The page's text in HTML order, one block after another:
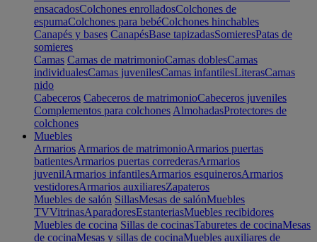
ensacadosColchones enrolladosColchones de
espumaColchones para bebéColchones hinchables
Canapés y bases CanapésBase tapizadasSomieresPatas de
somieres
Camas Camas de matrimonioCamas doblesCamas
individualesCamas juvenilesCamas infantilesLiterasCamas
nido
Cabeceros Cabeceros de matrimonioCabeceros juveniles
Complementos para colchones AlmohadasProtectores de
colchones
Muebles
Armarios Armarios de matrimonioArmarios puertas
batientesArmarios puertas correderasArmarios
juvenilArmarios infantilesArmarios esquinerosArmarios
vestidoresArmarios auxiliaresZapateros
Muebles de salón SillasMesas de salónMuebles
TVVitrinasAparadoresEstanteriasMuebles recibidores
Muebles de cocina Sillas de cocinasTaburetes de cocinaMesas
de cocinaMesas y sillas de cocinaMuebles auxiliares de